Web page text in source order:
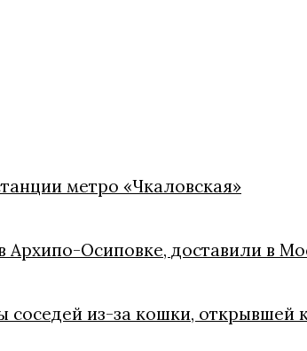
метро «Чкаловская»
Осиповке, доставили в
соседей из-за кошки, открывшей